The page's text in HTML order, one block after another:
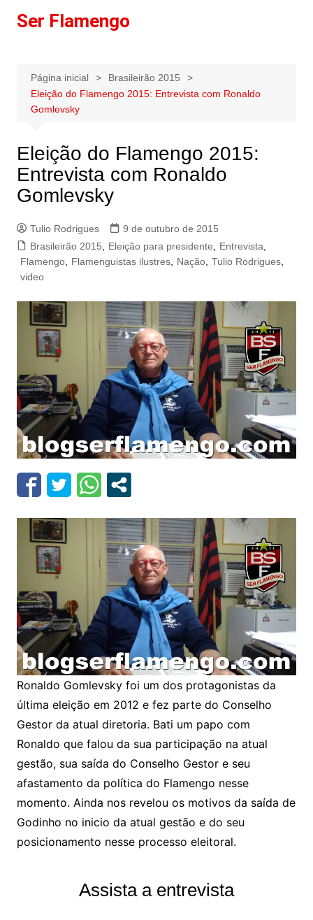
paraSer Flamengo
Página inicial
Brasileirão 2015
Eleição do Flamengo 2015: Entrevista com Ronaldo
Gomlevsky
Eleição do Flamengo 2015:
Entrevista com Ronaldo
Gomlevsky
Tulio Rodrigues
9 de outubro de 2015
Brasileirão 2015
Eleição para presidente Entrevista
Flamengo, Flamenguistas ilustres, Nação, Tulio Rodrigues,
video
Ronaldo Gomlevsky foi um dos protagonistas da
última eleição em 2012 e fez parte do Conselho
Gestor da atual diretoria. Bati um papo com
Ronaldo que falou da sua participação na atual
gestão, sua saída do Conselho Gestor e seu
afastamento da política do Flamengo nesse
momento. Ainda nos revelou os motivos da saída de
Godinho no inicio da atual gestão e do seu
posicionamento nesse processo eleitoral.
Assista a entrevista